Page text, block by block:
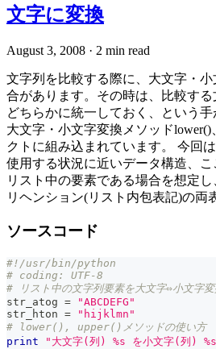
文字に変換
August 3, 2008 · 2 min read
文字列を比較する際に、大文字・
合があります。その時は、比較す
どちらかに統一しておく、という
大文字・小文字変換メソッドlower()
クトに組み込まれています。 今回
使用する状況に近いデータ構造、
リスト中の要素である場合を想定
リヘンション(リスト内包表記)の両
ソースコード
#!/usr/bin/python
# coding: UTF-8
# リスト中の文字列要素を大文字⇔小文字
str_atog =
"ABCDEFG"
str_hton =
"hijklmn"
# lower(), upper()メソッドの使い方
print
"大文字(列) %s を小文字(列)